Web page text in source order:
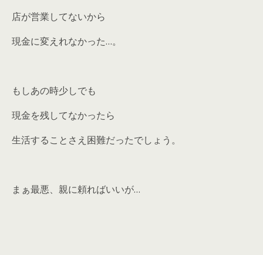
店が営業してないから
現金に変えれなかった…。
もしあの時少しでも
現金を残してなかったら
生活することさえ困難だったでしょう。
まぁ最悪、親に頼ればいいが…